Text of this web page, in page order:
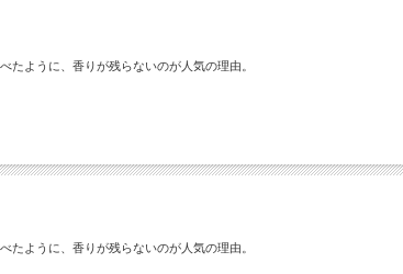
ように、香りが残らないのが人気の理由。
ように、香りが残らないのが人気の理由。